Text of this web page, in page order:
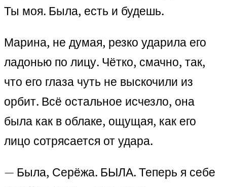
Ты моя. Была, есть и будешь.
Марина, не думая, резко ударила его
ладонью по лицу. Чётко, смачно, так,
что его глаза чуть не выскочили из
орбит. Всё остальное исчезло, она
была как в облаке, ощущая, как его
лицо сотрясается от удара.
— Была, Серёжа. БЫЛА. Теперь я себе